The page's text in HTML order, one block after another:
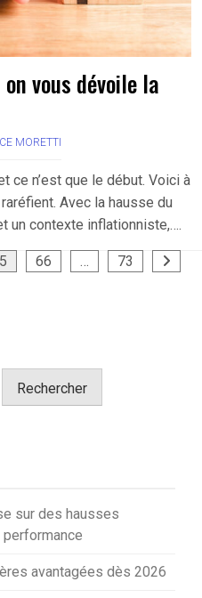
vous dévoile la
MORETTI
ce n’est que le début. Voici à
Avec la hausse du
un contexte inflationniste,….
66 … 73
Rechercher
sur des hausses
avantagées dès 2026